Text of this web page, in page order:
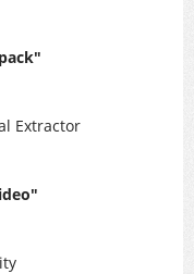
Extractor